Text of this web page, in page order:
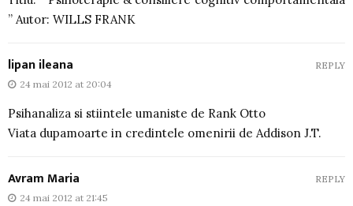
” Autor: WILLS FRANK
lipan ileana
24 mai 2012 at 20:04
Psihanaliza si stiintele umaniste de Rank Otto
Viata dupamoarte in credintele omenirii de Addison J.T.
REPLY
Avram Maria
24 mai 2012 at 21:45
REPLY